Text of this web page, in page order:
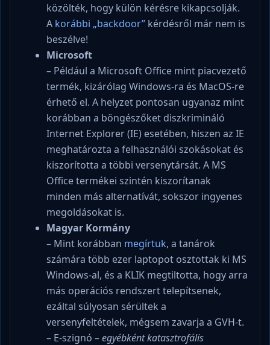
közölték, hogy külön kérésre kikapcsolják.
A korábbi „backdoor” kérdésről már nem is
beszélve!
Microsoft
– Például a Microsoft Office mint piacvezető
termék, kizárólag Windows-ra és MacOS-re
érhető el. A helyzet pontosan ugyanaz mint
korábban a böngészőket diszkrimináló
Internet Explorer (IE) esetében, hiszen az IE
meghatározta a felhasználói szokásokat és
kiszorította a többi versenytársát. A MS
Office termékei szintén kiszorítanak
minden más alternatívát, sokszor ingyenes
megoldásokat is.
Magyar Kormány
– Mint korábban megírtuk, a tanárok
számára több ezer laptopot osztottak ki MS
Windows-al, és a KLIK megtiltotta, hogy arra
más operációs rendszert telepítsenek,
ezáltal súlyosan sérültek a
versenyfeltételek, mégsem zavarja a GVH-t.
– E-szignó – egyébként katasztrofális